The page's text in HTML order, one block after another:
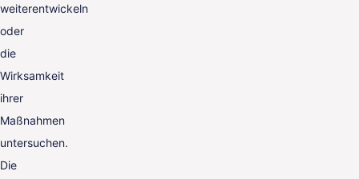
weiterentwickeln
oder
die
Wirksamkeit
ihrer
Maßnahmen
untersuchen.
Die